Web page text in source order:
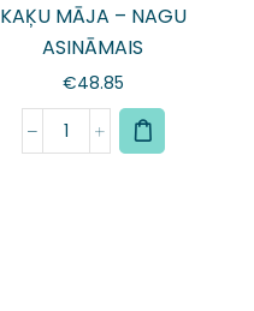
KAĶU MĀJA – NAGU
ASINĀMAIS
€48.85